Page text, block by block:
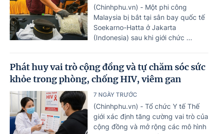
(Chinhphu.vn) - Một phi công
Malaysia bị bắt tại sân bay quốc tế
Soekarno-Hatta ở Jakarta
(Indonesia) sau khi giới chức ...
Phát huy vai trò cộng đồng và tự chăm sóc sức
khỏe trong phòng, chống HIV, viêm gan
7 NGÀY TRƯỚC
(Chinhphu.vn) - Tổ chức Y tế Thế
giới xác định tăng cường vai trò của
cộng đồng và mở rộng các mô hình